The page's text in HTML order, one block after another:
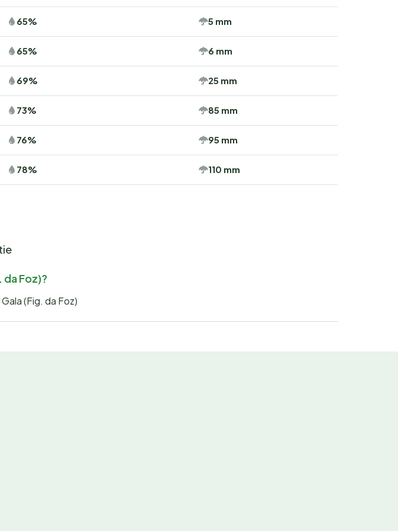
65% 5 mm
65% 6 mm
69% 25 mm
73% 85 mm
76% 95 mm
78% 110 mm
Foz)?
(Fig. da Foz)